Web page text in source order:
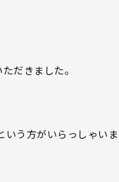
だきました。
う方がいらっしゃいま